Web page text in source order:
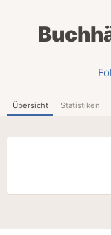
Übersicht Statistiken